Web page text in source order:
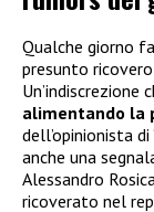
Qualche giorno
presunto
alimentando la
dell’opinionista di
anche una
Alessandro
ricoverato nel